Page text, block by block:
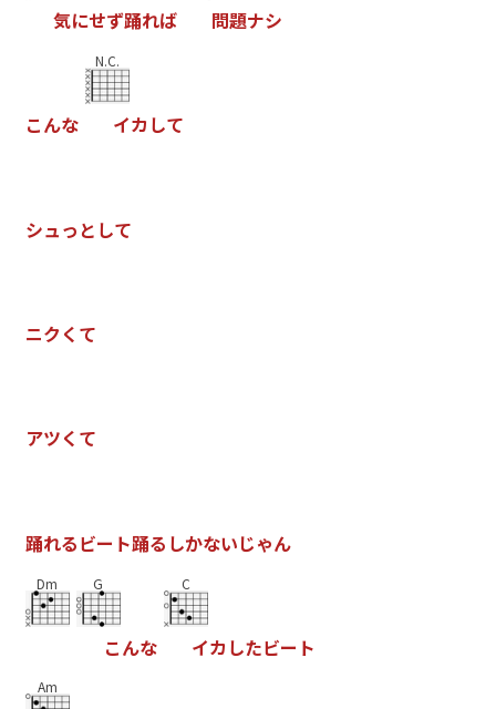
気にせず踊れば 問題ナシ
こんな
N.C.
イカ して
シュっ と して
ニクく て
アツく て
踊れるビー ト踊る しかないじゃん
Dm G
こんな
C
イカ したビー ト
Am